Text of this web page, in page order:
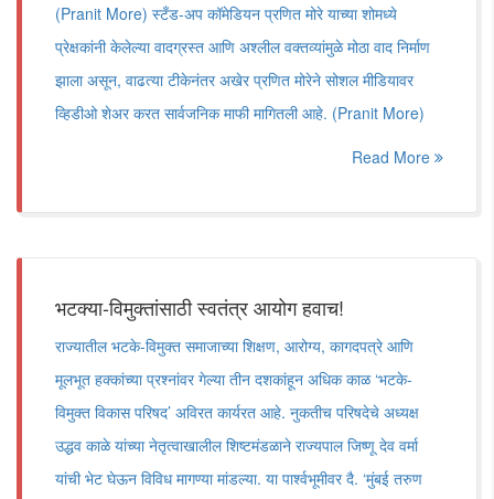
(Pranit More) स्टँड-अप कॉमेडियन प्रणित मोरे याच्या शोमध्ये
प्रेक्षकांनी केलेल्या वादग्रस्त आणि अश्लील वक्तव्यांमुळे मोठा वाद निर्माण
झाला असून, वाढत्या टीकेनंतर अखेर प्रणित मोरेने सोशल मीडियावर
व्हिडीओ शेअर करत सार्वजनिक माफी मागितली आहे. (Pranit More)
Read More
भटक्या-विमुक्तांसाठी स्वतंत्र आयोग हवाच!
राज्यातील भटके-विमुक्त समाजाच्या शिक्षण, आरोग्य, कागदपत्रे आणि
मूलभूत हक्कांच्या प्रश्नांवर गेल्या तीन दशकांहून अधिक काळ ‘भटके-
विमुक्त विकास परिषद’ अविरत कार्यरत आहे. नुकतीच परिषदेचे अध्यक्ष
उद्धव काळे यांच्या नेतृत्वाखालील शिष्टमंडळाने राज्यपाल जिष्णू देव वर्मा
यांची भेट घेऊन विविध मागण्या मांडल्या. या पार्श्वभूमीवर दै. ‘मुंबई तरुण